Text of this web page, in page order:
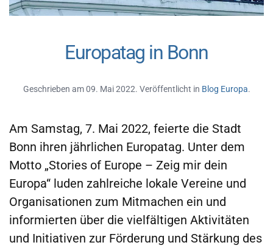
Europatag in Bonn
Geschrieben am09. Mai 2022. Veröffentlicht in Blog Europa.
Am Samstag, 7. Mai 2022, feierte die Stadt
Bonn ihren jährlichen Europatag. Unter dem
Motto „Stories of Europe – Zeig mir dein
Europa“ luden zahlreiche lokale Vereine und
Organisationen zum Mitmachen ein und
informierten über die vielfältigen Aktivitäten
und Initiativen zur Förderung und Stärkung des